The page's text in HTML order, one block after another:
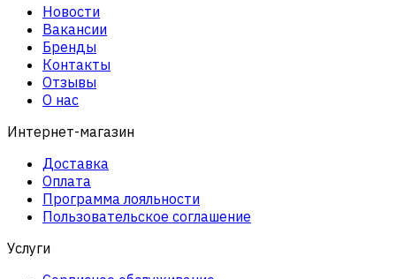
Новости
Вакансии
Бренды
Контакты
Отзывы
О нас
Интернет-магазин
Доставка
Оплата
Программа лояльности
Пользовательское соглашение
Услуги